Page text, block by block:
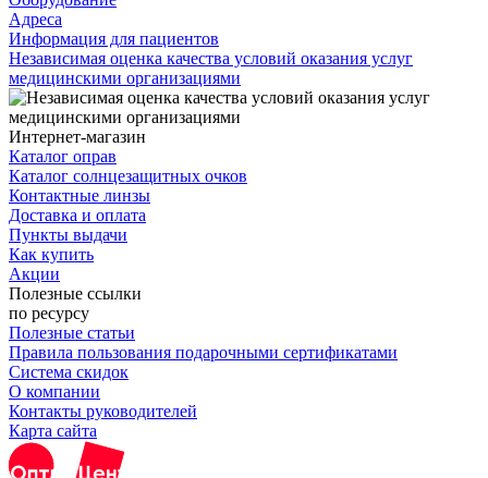
Адреса
Информация для пациентов
Независимая оценка качества условий оказания услуг
медицинскими организациями
Интернет-магазин
Каталог оправ
Каталог солнцезащитных очков
Контактные линзы
Доставка и оплата
Пункты выдачи
Как купить
Акции
Полезные ссылки
по ресурсу
Полезные статьи
Правила пользования подарочными сертификатами
Система скидок
О компании
Контакты руководителей
Карта сайта